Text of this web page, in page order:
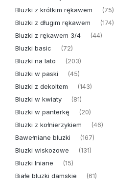
Bluzki z krótkim rękawem (75)
Bluzki z długim rękawem (174)
Bluzki z rękawem 3/4 (44)
Bluzki basic (72)
Bluzki na lato (203)
Bluzki w paski (45)
Bluzki z dekoltem (143)
Bluzki w kwiaty (81)
Bluzki w panterkę (20)
Bluzki z kołnierzykiem (46)
Bawełniane bluzki (167)
Bluzki wiskozowe (131)
Bluzki lniane (15)
Białe bluzki damskie (61)